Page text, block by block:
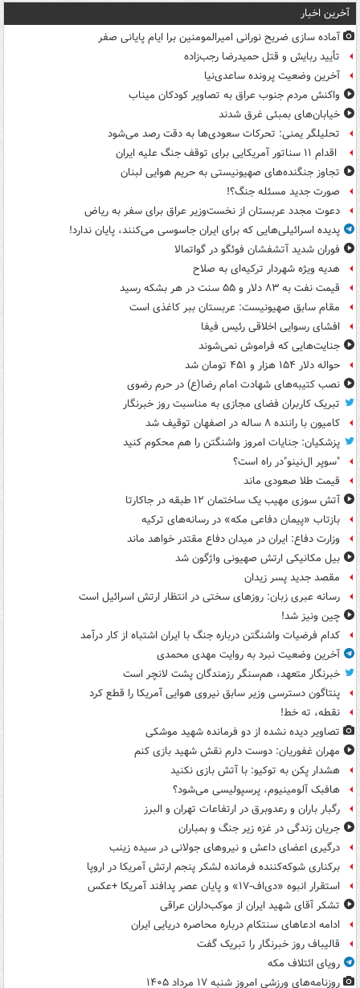
آخرین اخبار
آماده سازی ضریح نورانی امیرالمومنین برا ایام پایانی صفر
تأیید ربایش و قتل حمیدرضا رجب‌زاده
آخرین وضعیت پرونده ساعدی‌نیا
واکنش مردم جنوب عراق به تصاویر کودکان میناب
خیابان‌های بمبئی غرق شدند
تحلیلگر یمنی: تحرکات سعودی‌ها به دقت رصد می‌شود
اقدام ۱۱ سناتور آمریکایی برای توقف جنگ علیه ایران
تجاوز جنگنده‌های صهیونیستی به حریم هوایی لبنان
صورت جدید مسئله جنگ؟!
دعوت مجدد عربستان از نخست‌وزیر عراق برای سفر به ریاض
پدیده اسرائیلی‌هایی که برای ایران جاسوسی می‌کنند، پایان ندارد!
فوران شدید آتشفشان فوئگو در گواتمالا
هدیه ویژه شهردار ترکیه‌ای به صلاح
قیمت نفت به ۸۳ دلار و ۵۵ سنت در هر بشکه رسید
مقام سابق صهیونیست: عربستان ببر کاغذی است
افشای رسوایی اخلاقی رئیس فیفا
جنایت‌هایی که فراموش نمی‌شوند
حواله دلار ۱۵۴ هزار و ۴۵۱ تومان شد
نصب کتیبه‌های شهادت امام رضا(ع) در حرم رضوی
تبریک کاربران فضای مجازی به مناسبت روز خبرنگار
کامیون با راننده ۸ ساله در اصفهان توقیف شد
پزشکیان: جنایات امروز واشنگتن را هم محکوم کنید
"سوپر ال‌نینو"در راه است؟
قیمت طلا صعودی ماند
آتش سوزی مهیب یک ساختمان ۱۲ طبقه در جاکارتا
بازتاب «پیمان دفاعی مکه» در رسانه‌های ترکیه
وزارت دفاع: ایران در میدان دفاع مقتدر خواهد ماند
بیل مکانیکی ارتش صهیونی واژگون شد
مقصد جدید پسر زیدان
رسانه عبری زبان: روزهای سختی در انتظار ارتش اسرائیل است
چین ونیز شد!
کدام فرضیات واشنگتن درباره جنگ با ایران اشتباه از کار درآمد
آخرین وضعیت نبرد به روایت مهدی محمدی
خبرنگار متعهد، هم‌سنگر رزمندگان پشت لانچر است
پنتاگون دسترسی وزیر سابق نیروی هوایی آمریکا را قطع کرد
نقطه، ته خط!
تصاویر دیده‌ نشده از دو فرمانده شهید موشکی
مهران غفوریان: دوست دارم نقش شهید بازی کنم
هشدار پکن به توکیو: با آتش بازی نکنید
هافبک آلومینیوم، پرسپولیسی می‌شود؟
رگبار باران و رعدوبرق در ارتفاعات تهران و البرز
جریان زندگی در غزه زیر جنگ و بمباران
درگیری اعضای داعش و نیروهای جولانی در سیده زینب
برکناری شوکه‌کننده فرمانده لشکر پنجم ارتش آمریکا در اروپا
استقرار انبوه «دی‌اف‑۱۷» و پایان عصر پدافند آمریکا +عکس
تشکر آقای شهید ایران از موکب‌داران عراقی
ادامه ادعاهای سنتکام درباره محاصره دریایی ایران
قالیباف روز خبرنگار را تبریک گفت
رویای ائتلاف مکه
روزنامه‌های ورزشی امروز ‌شنبه ۱۷ مرداد ۱۴۰۵